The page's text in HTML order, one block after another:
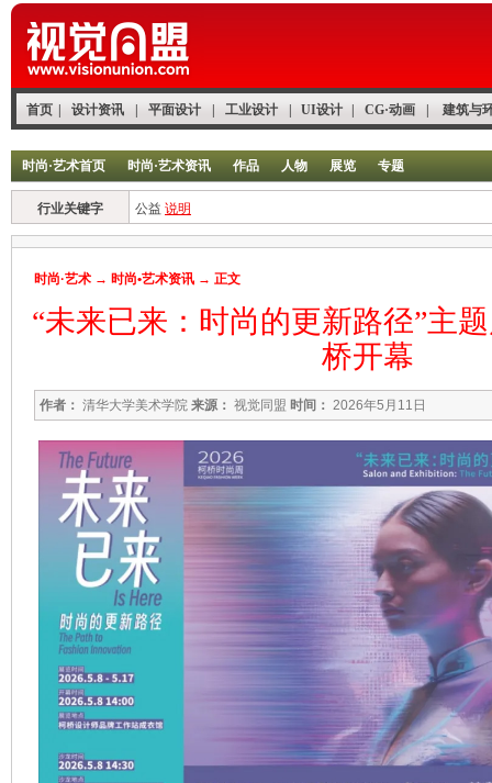
首页 设计资讯 平面设计 工业设计 UI设计 CG·动画 建筑与
时尚·艺术首页 时尚·艺术资讯 作品 人物 展览 专题
行业关键字 公益 说明
时尚·艺术 → 时尚•艺术资讯 → 正文
“未来已来：时尚的更新路径”主
桥开幕
作者： 清华大学美术学院 来源： 视觉同盟 时间： 2026年5月11日